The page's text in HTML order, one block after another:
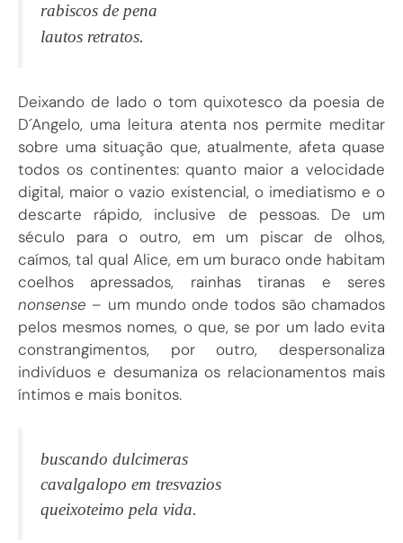
rabiscos de pena
lautos retratos.
Deixando de lado o tom quixotesco da poesia de
D´Angelo, uma leitura atenta nos permite meditar
sobre uma situação que, atualmente, afeta quase
todos os continentes: quanto maior a velocidade
digital, maior o vazio existencial, o imediatismo e o
descarte rápido, inclusive de pessoas. De um
século para o outro, em um piscar de olhos,
caímos, tal qual Alice, em um buraco onde habitam
coelhos apressados, rainhas tiranas e seres
nonsense – um mundo onde todos são chamados
pelos mesmos nomes, o que, se por um lado evita
constrangimentos, por outro, despersonaliza
indivíduos e desumaniza os relacionamentos mais
íntimos e mais bonitos.
buscando dulcimeras
cavalgalopo em tresvazios
queixoteimo pela vida.